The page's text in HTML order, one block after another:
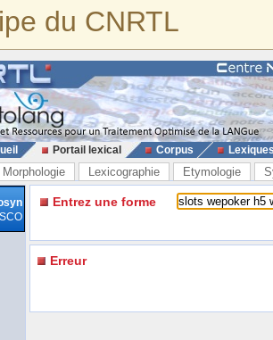
du CNRTL
Portail lexical Corpus
Morphologie Lexicographie Etymologie
Entrez une forme
Erreur